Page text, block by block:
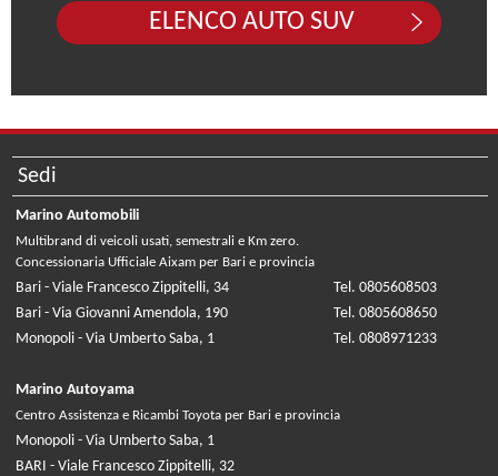
ELENCO AUTO SUV
Sedi
Marino Automobili
Multibrand di veicoli usati, semestrali e Km zero.
Concessionaria Ufficiale Aixam per Bari e provincia
Bari - Viale Francesco Zippitelli, 34
Tel. 0805608503
Bari - Via Giovanni Amendola, 190
Tel. 0805608650
Monopoli - Via Umberto Saba, 1
Tel. 0808971233
Marino Autoyama
Centro Assistenza e Ricambi Toyota per Bari e provincia
Monopoli - Via Umberto Saba, 1
BARI - Viale Francesco Zippitelli, 32